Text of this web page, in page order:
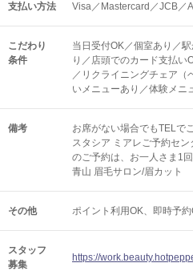
支払い方法 Visa／Mastercard／JCB／
こだわり
条件
当日受付OK／個室あり／
り／店頭でのカード支払い
／リクライニングチェア（
いメニューあり／体験メニ
備考
お席がない場合でもTELで
スタシア ミアレご予約セ
のご予約は、お一人さま1
青山 眉毛サロン/眉カット
その他 ポイント利用OK 即時予
スタッフ
募集
https://